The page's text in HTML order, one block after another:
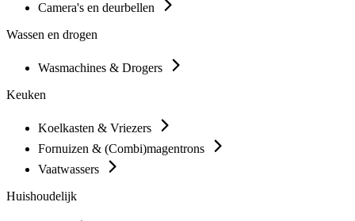
Camera's en deurbellen
Wassen en drogen
Wasmachines & Drogers
Keuken
Koelkasten & Vriezers
Fornuizen & (Combi)magentrons
Vaatwassers
Huishoudelijk